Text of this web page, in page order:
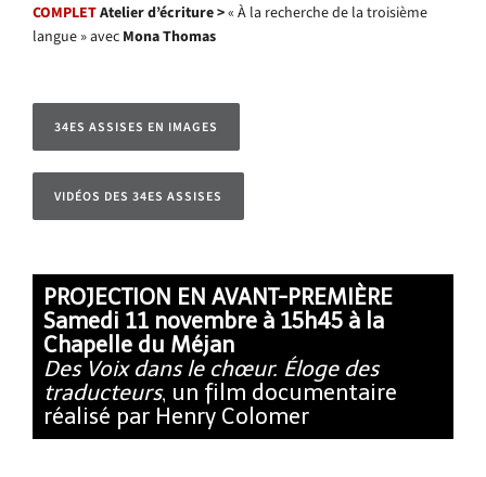
COMPLETAtelier d’écriture >« À la recherche de la troisième
langue » avec Mona Thomas
34ES ASSISES EN IMAGES
VIDÉOS DES 34ES ASSISES
PROJECTION EN AVANT-PREMIÈRE
Samedi 11 novembre à 15h45 à la
Chapelle du Méjan
Des Voix dans le chœur. Éloge des
traducteurs, un film documentaire
réalisé par Henry Colomer